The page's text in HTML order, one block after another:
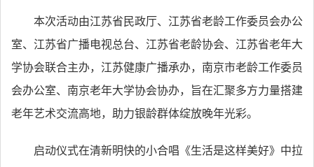
本次活动由江苏省民政厅、江苏省老龄工作委员会办公
室、江苏省广播电视总台、江苏省老龄协会、江苏省老年大
学协会联合主办，江苏健康广播承办，南京市老龄工作委员
会办公室、南京老年大学协会协办，旨在汇聚多方力量搭建
老年艺术交流高地，助力银龄群体绽放晚年光彩。
启动仪式在清新明快的小合唱《生活是这样美好》中拉